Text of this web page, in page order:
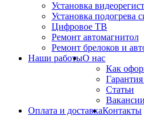
Установка
Установка подогрева
Цифровое ТВ
Ремонт автомагнитол
Ремонт брелоков и
Наши работыО нас
Как
Статьи
Вакансии
Оплата и доставкаКонтакты